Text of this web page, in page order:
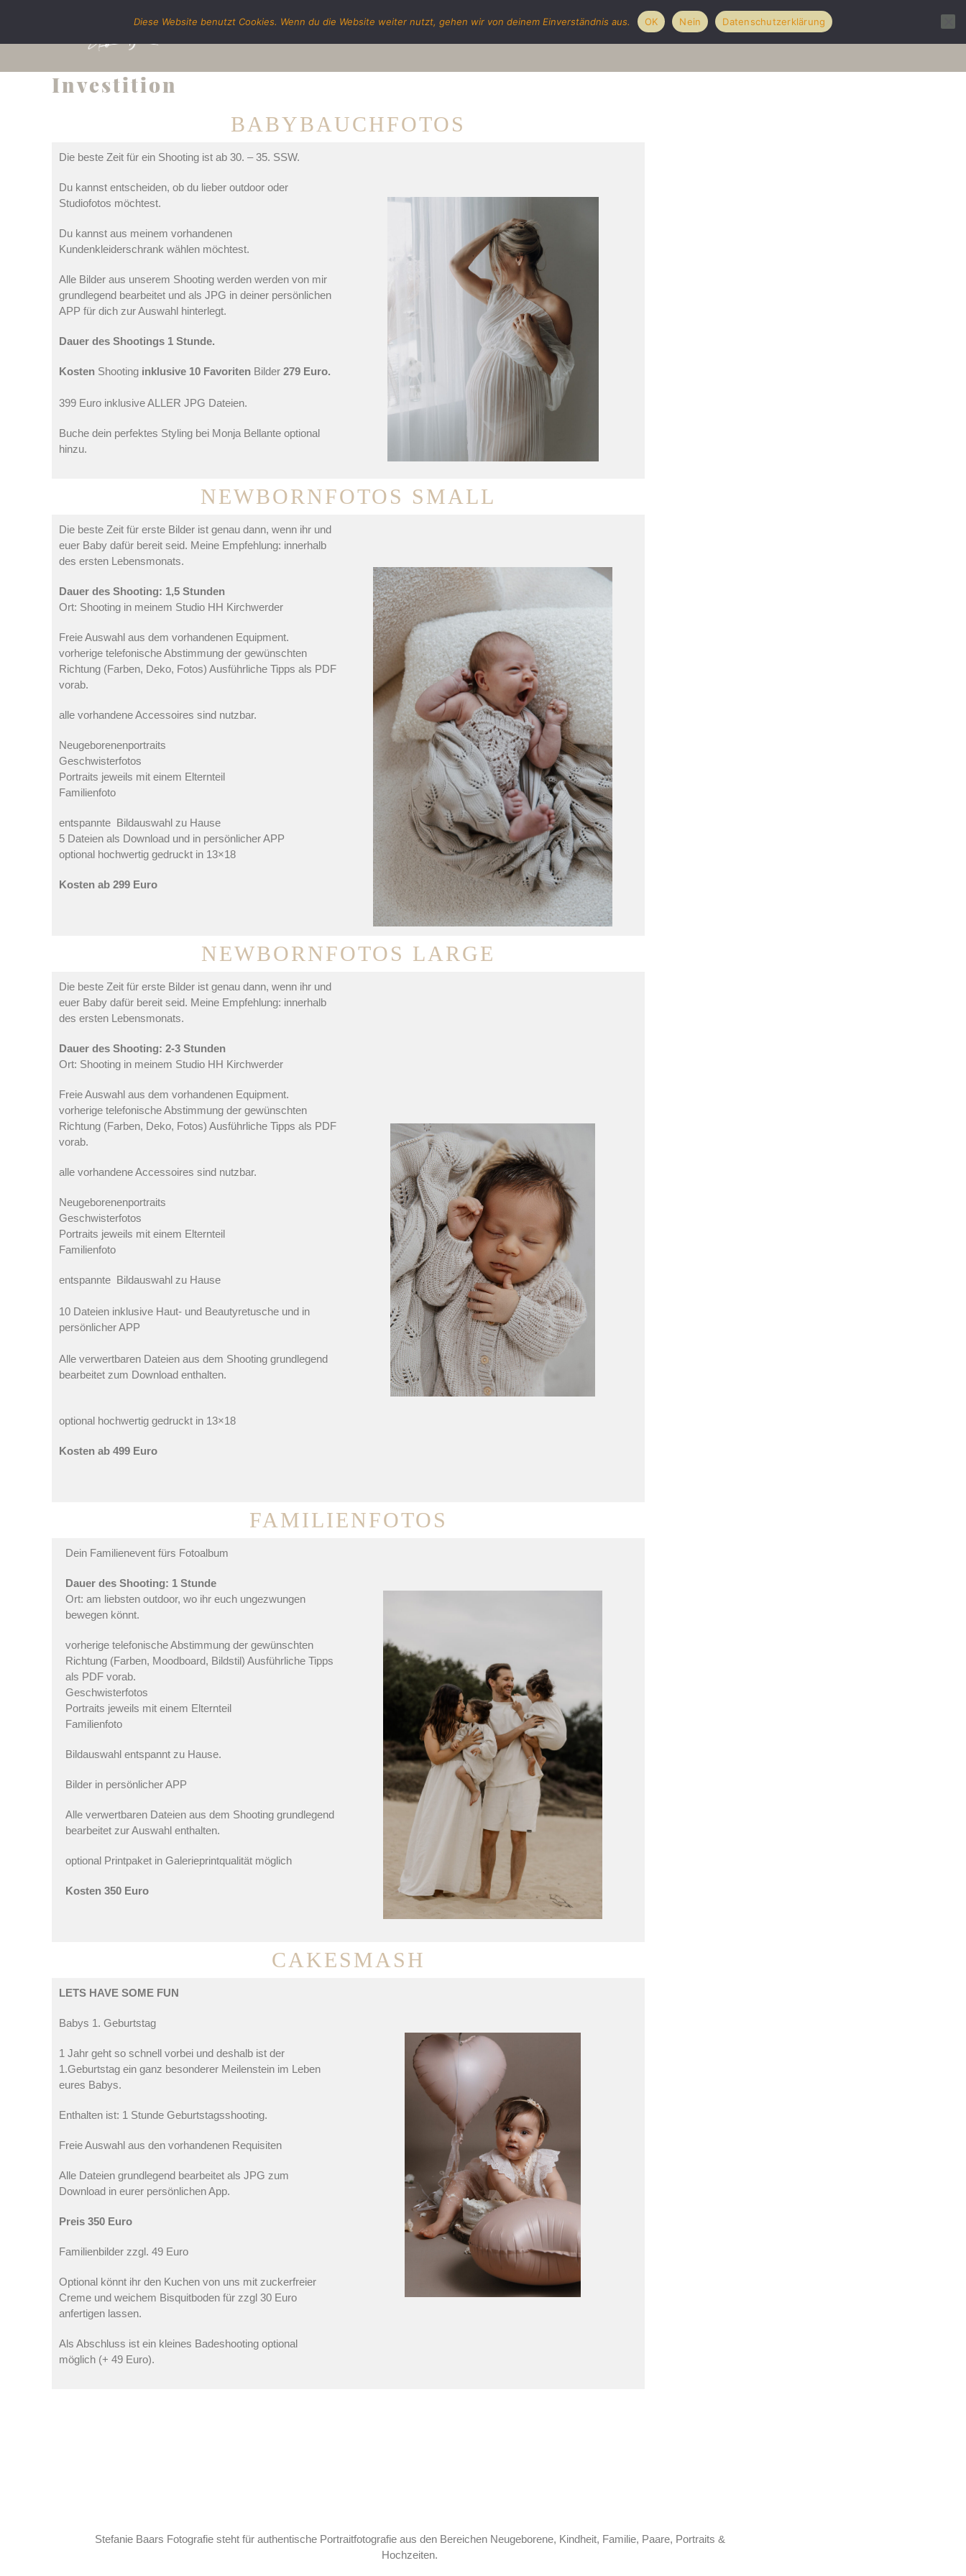
Portfolio Hochzeiten über mich
Investition
BABYBAUCHFOTOS
Die beste Zeit für ein Shooting ist ab 30. – 35. SSW.
Du kannst entscheiden, ob du lieber outdoor oder
Studiofotos möchtest.
Du kannst aus meinem vorhandenen
Kundenkleiderschrank wählen möchtest.
Alle Bilder aus unserem Shooting werden werden von mir
grundlegend bearbeitet und als JPG in deiner persönlichen
APP für dich zur Auswahl hinterlegt.
Dauer des Shootings 1 Stunde.
Kosten Shooting inklusive 10 Favoriten Bilder 279 Euro.
399 Euro inklusive ALLER JPG Dateien.
Buche dein perfektes Styling bei Monja Bellante optional
hinzu.
NEWBORNFOTOS SMALL
Die beste Zeit für erste Bilder ist genau dann, wenn ihr und
euer Baby dafür bereit seid. Meine Empfehlung: innerhalb
des ersten Lebensmonats.
Dauer des Shooting: 1,5 Stunden
Ort: Shooting in meinem Studio HH Kirchwerder
Freie Auswahl aus dem vorhandenen Equipment.
vorherige telefonische Abstimmung der gewünschten
Richtung (Farben, Deko, Fotos) Ausführliche Tipps als PDF
vorab.
alle vorhandene Accessoires sind nutzbar.
Neugeborenenportraits
Geschwisterfotos
Portraits jeweils mit einem Elternteil
Familienfoto
entspannte Bildauswahl zu Hause
5 Dateien als Download und in persönlicher APP
optional hochwertig gedruckt in 13×18
Kosten ab 299 Euro
NEWBORNFOTOS LARGE
Die beste Zeit für erste Bilder ist genau dann, wenn ihr und
euer Baby dafür bereit seid. Meine Empfehlung: innerhalb
des ersten Lebensmonats.
Dauer des Shooting: 2-3 Stunden
Ort: Shooting in meinem Studio HH Kirchwerder
Freie Auswahl aus dem vorhandenen Equipment.
vorherige telefonische Abstimmung der gewünschten
Richtung (Farben, Deko, Fotos) Ausführliche Tipps als PDF
vorab.
alle vorhandene Accessoires sind nutzbar.
Neugeborenenportraits
Geschwisterfotos
Portraits jeweils mit einem Elternteil
Familienfoto
entspannte Bildauswahl zu Hause
10 Dateien inklusive Haut- und Beautyretusche und in
persönlicher APP
Alle verwertbaren Dateien aus dem Shooting grundlegend
bearbeitet zum Download enthalten.
optional hochwertig gedruckt in 13×18
Kosten ab 499 Euro
FAMILIENFOTOS
Dein Familienevent fürs Fotoalbum
Dauer des Shooting: 1 Stunde
Ort: am liebsten outdoor, wo ihr euch ungezwungen
bewegen könnt.
vorherige telefonische Abstimmung der gewünschten
Richtung (Farben, Moodboard, Bildstil) Ausführliche Tipps
als PDF vorab.
Geschwisterfotos
Portraits jeweils mit einem Elternteil
Familienfoto
Bildauswahl entspannt zu Hause.
Bilder in persönlicher APP
Alle verwertbaren Dateien aus dem Shooting grundlegend
bearbeitet zur Auswahl enthalten.
optional Printpaket in Galerieprintqualität möglich
Kosten 350 Euro
CAKESMASH
LETS HAVE SOME FUN
Babys 1. Geburtstag
1 Jahr geht so schnell vorbei und deshalb ist der
1.Geburtstag ein ganz besonderer Meilenstein im Leben
eures Babys.
Enthalten ist: 1 Stunde Geburtstagsshooting.
Freie Auswahl aus den vorhandenen Requisiten
Alle Dateien grundlegend bearbeitet als JPG zum
Download in eurer persönlichen App.
Preis 350 Euro
Familienbilder zzgl. 49 Euro
Optional könnt ihr den Kuchen von uns mit zuckerfreier
Creme und weichem Bisquitboden für zzgl 30 Euro
anfertigen lassen.
Als Abschluss ist ein kleines Badeshooting optional
möglich (+ 49 Euro).
Stefanie Baars Fotografie steht für authentische Portraitfotografie aus den Bereichen Neugeborene, Kindheit, Familie, Paare, Portraits &
Hochzeiten.
Diese Website benutzt Cookies. Wenn du die Website weiter nutzt, gehen wir von deinem Einverständnis aus. OK Nein Datenschutzerklärung